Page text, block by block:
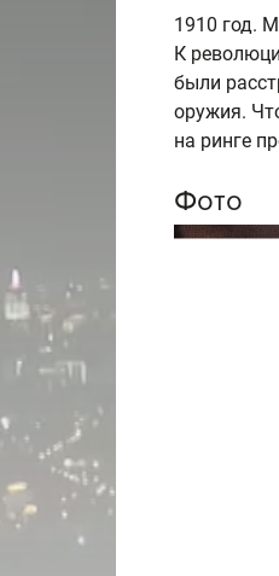
1910 год.
К
были
оружия.
на ринге
Фото